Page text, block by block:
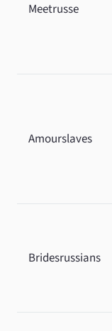
Meetrusse
Amourslaves
Bridesrussians